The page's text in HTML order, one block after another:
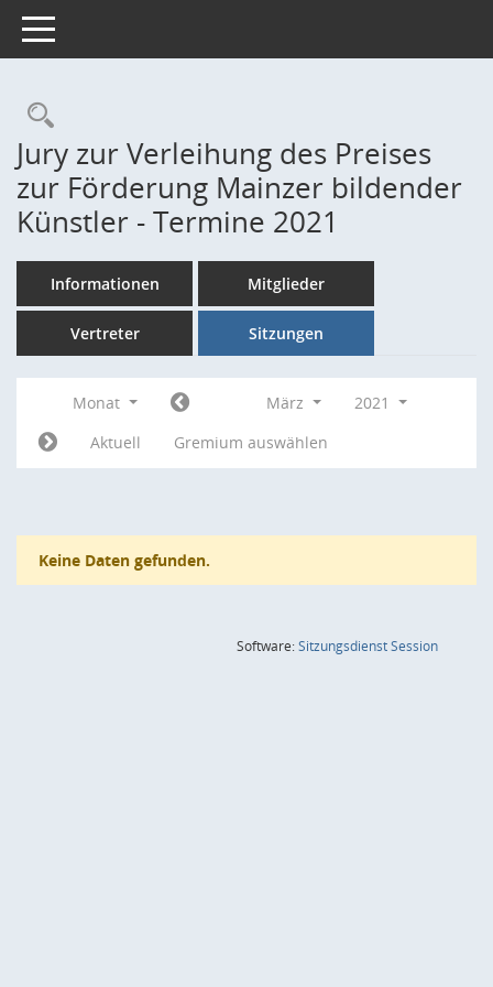
Toggle navigation
Rechercheauswahl
Jury zur Verleihung des Preises
zur Förderung Mainzer bildender
Künstler - Termine 2021
Informationen Mitglieder
Vertreter Sitzungen
Monat März
2021
Aktuell
Gremium auswählen
Keine Daten gefunden.
Software:SitzungsdienstSession(Wird in